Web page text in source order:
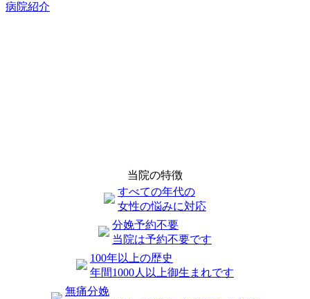
病院紹介
当院の特徴
すべての年代の
女性の悩みに対応
分娩予約不要
当院は予約不要です
100年以上の歴史
年間1000人以上御生まれです
無痛分娩